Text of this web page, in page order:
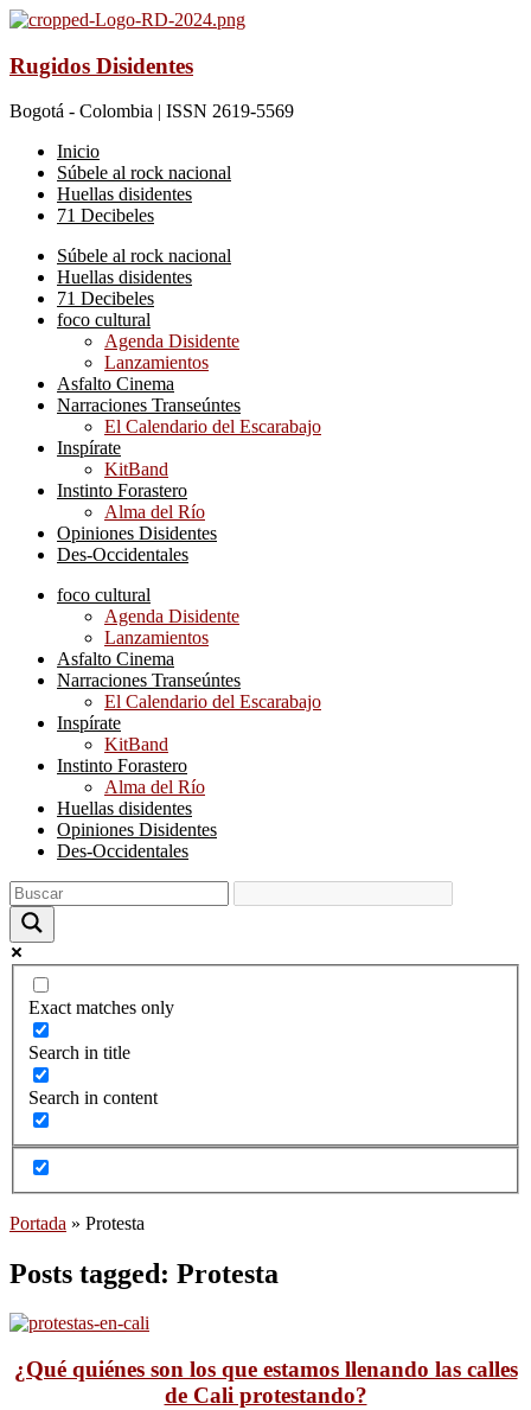
Rugidos Disidentes
Bogotá - Colombia | ISSN 2619-5569
Inicio
Súbele al rock nacional
Huellas disidentes
71 Decibeles
Súbele al rock nacional
Huellas disidentes
71 Decibeles
foco cultural
Agenda Disidente
Lanzamientos
Asfalto Cinema
Narraciones Transeúntes
El Calendario del Escarabajo
Inspírate
KitBand
Instinto Forastero
Alma del Río
Opiniones Disidentes
Des-Occidentales
foco cultural
Agenda Disidente
Lanzamientos
Asfalto Cinema
Narraciones Transeúntes
El Calendario del Escarabajo
Inspírate
KitBand
Instinto Forastero
Alma del Río
Huellas disidentes
Opiniones Disidentes
Des-Occidentales
Exact matches only
Search in title
Search in content
Portada » Protesta
Posts tagged: Protesta
¿Qué quiénes son los que estamos llenando las calles
de Cali protestando?